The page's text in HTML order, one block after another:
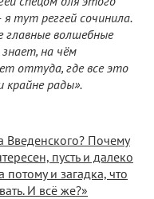
тут реггей сочинила.
главные волшебные
на чём
оттуда, где все это
крайне рады».
Введенского? Почему
пусть и далеко
потому и загадка, что
И всё же?»